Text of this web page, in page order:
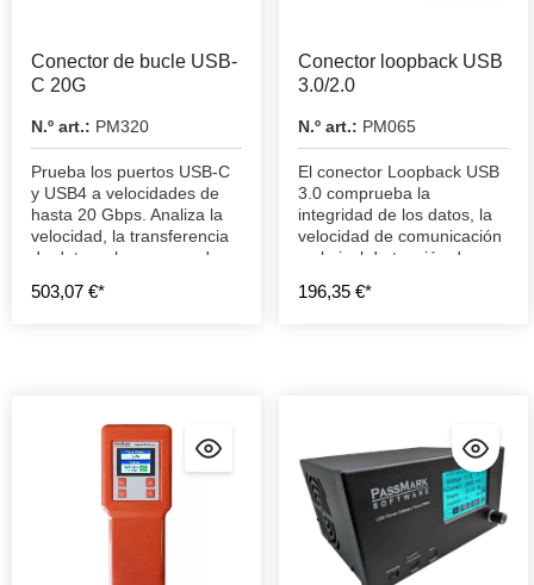
Conector de bucle USB-
C 20G
N.º art.: PM320
Prueba los puertos USB-C
y USB4 a velocidades de
hasta 20 Gbps. Analiza la
velocidad, la transferencia
de datos y los errores de
503,07 €*
Conector loopback USB
3.0/2.0
N.º art.: PM065
El conector Loopback USB
3.0 comprueba la
integridad de los datos, la
velocidad de comunicación
y el nivel de tensión de un
196,35 €*